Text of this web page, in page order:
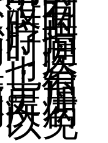
有
的
措
间
疾
会
但
加
病
免